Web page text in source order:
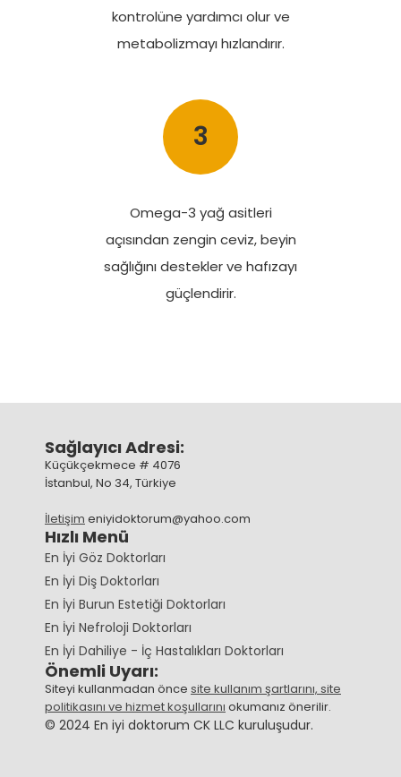
kontrolüne yardımcı olur ve
metabolizmayı hızlandırır.
3
Omega-3 yağ asitleri
açısından zengin ceviz, beyin
sağlığını destekler ve hafızayı
güçlendirir.
Sağlayıcı Adresi:
Küçükçekmece # 4076
İstanbul, No 34, Türkiye
İletişim eniyidoktorum@yahoo.com
Hızlı Menü
En İyi Göz Doktorları
En İyi Diş Doktorları
En İyi Burun Estetiği Doktorları
En İyi Nefroloji Doktorları
En İyi Dahiliye - İç Hastalıkları Doktorları
Önemli Uyarı:
Siteyi kullanmadan önce site kullanım şartlarını, site
politikasını ve hizmet koşullarını okumanız önerilir.
© 2024 En iyi doktorum CK LLC kuruluşudur.